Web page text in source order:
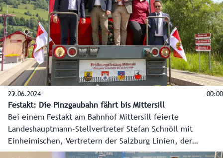
29.06.2024 00:00
Festakt: Die Pinzgaubahn fährt bis Mittersill
Bei einem Festakt am Bahnhof Mittersill feierte
Landeshauptmann-Stellvertreter Stefan Schnöll mit
Einheimischen, Vertretern der Salzburg Linien, der
Pinzgauer Lokalbahn, Bürgermeistern der